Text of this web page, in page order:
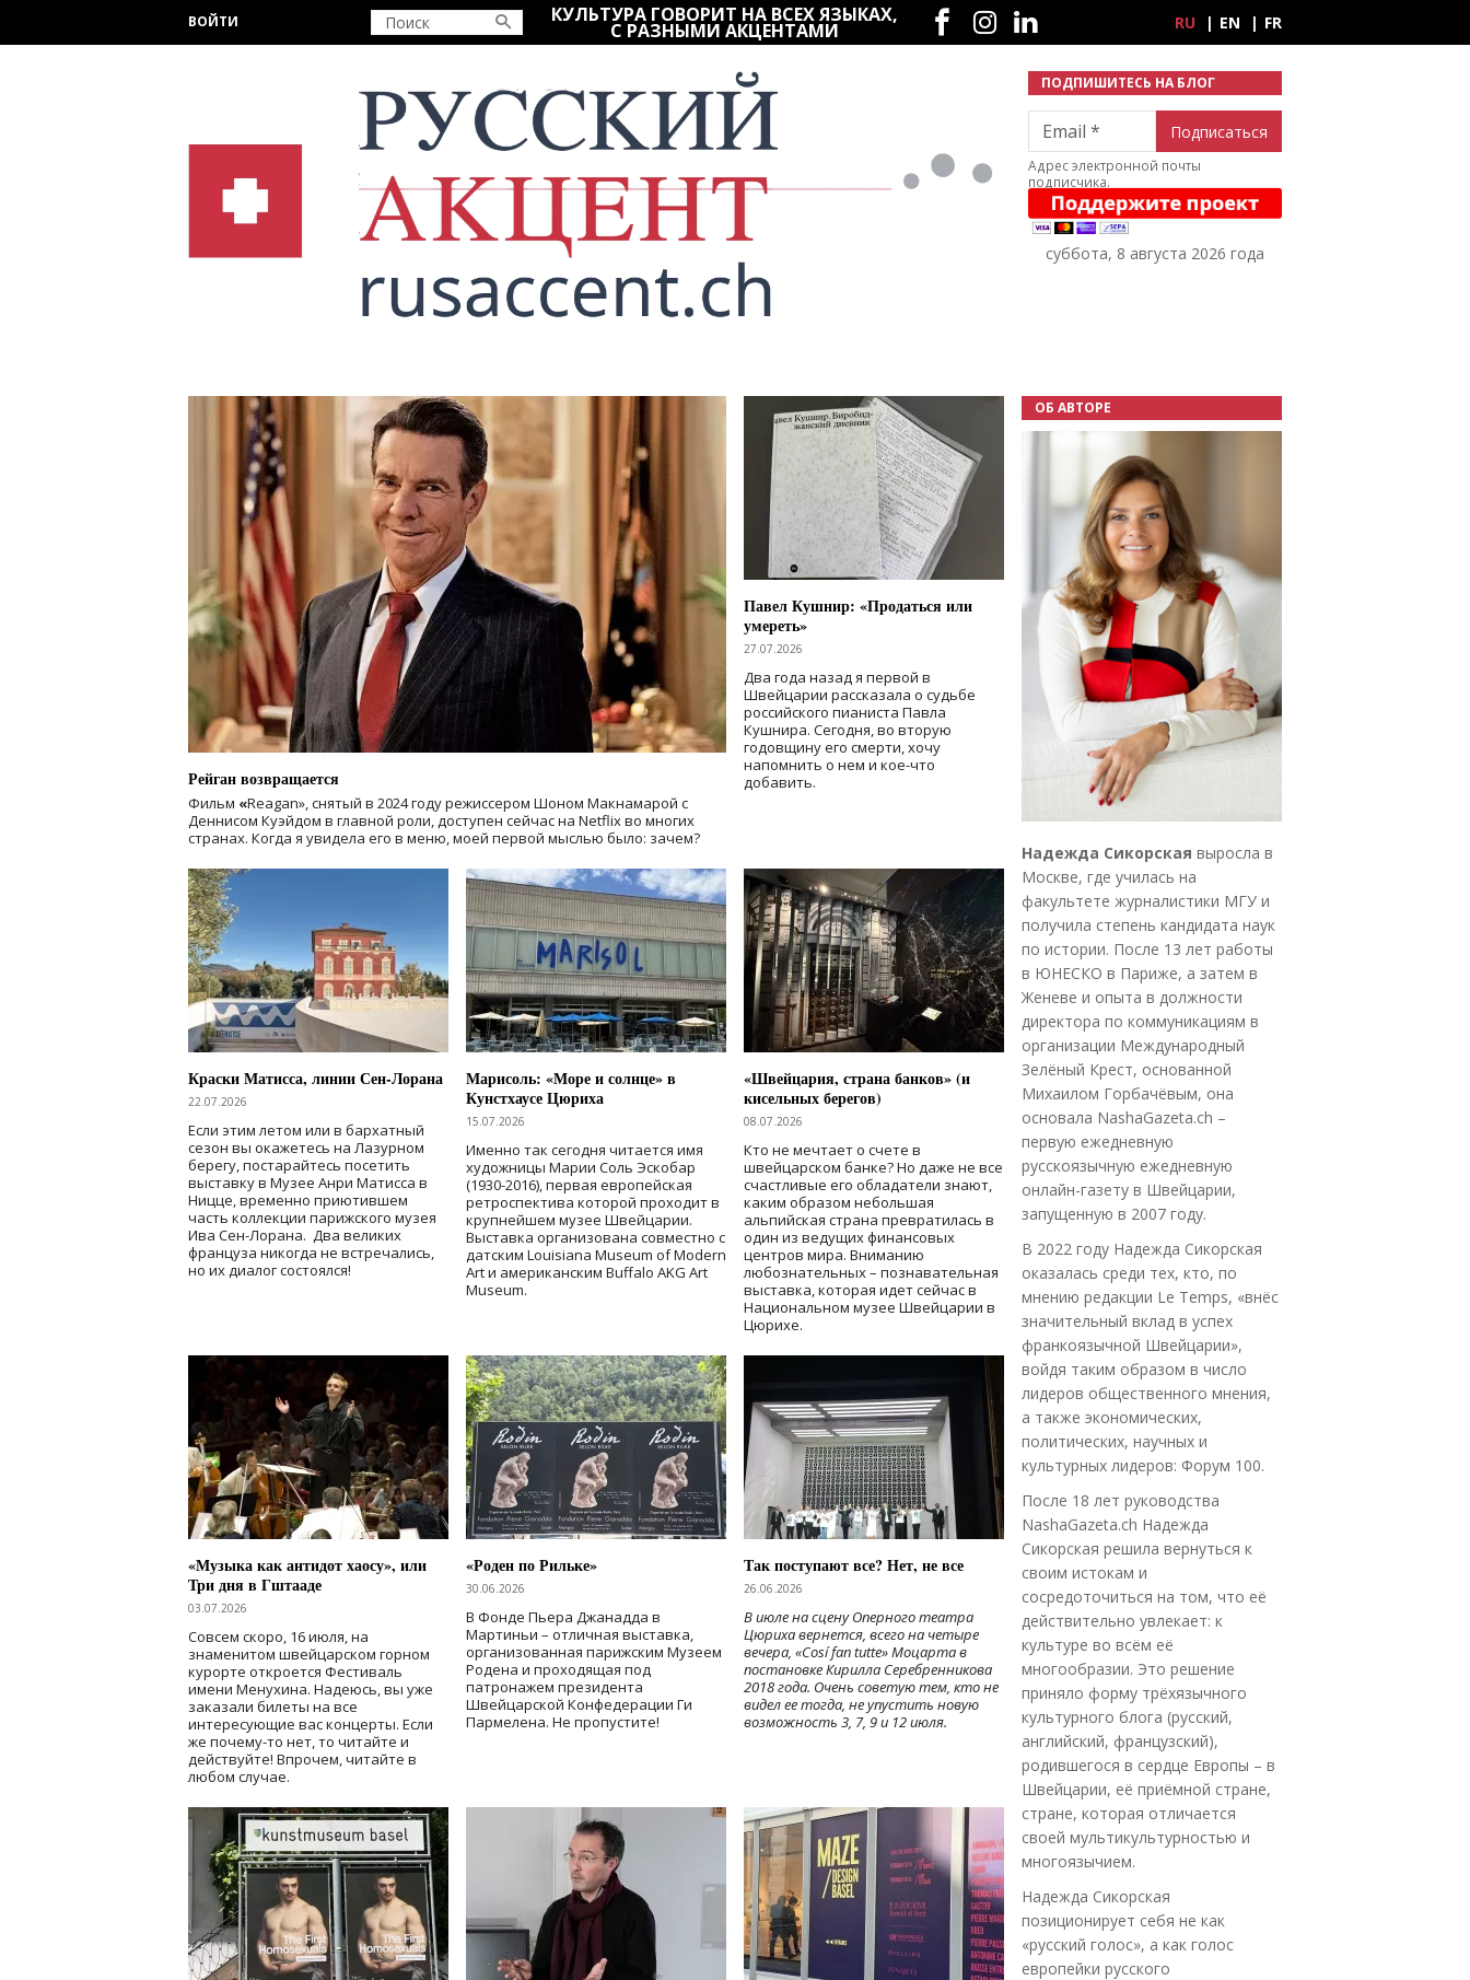
ВОЙТИ КУЛЬТУРА ГОВОРИТ НА ВСЕХ ЯЗЫКАХ,
С РАЗНЫМИ АКЦЕНТАМИ
Социальные сети
RU EN FR
ПОДПИШИТЕСЬ НА БЛОГ
Email
Адрес электронной почты
подписчика.
суббота, 8 августа 2026 года
Рейган возвращается
Фильм «Reagan», снятый в 2024 годурежиссером Шоном Макнамарой с
Деннисом Куэйдом в главной роли, доступен сейчас на Netflix во многих
странах. Когда я увидела его в меню, моей первой мыслью было: зачем?
Павел Кушнир: «Продаться или
умереть»
27.07.2026
Два года назад я первой в
Швейцарии рассказала о судьбе
российского пианиста Павла
Кушнира. Сегодня, во вторую
годовщину его смерти, хочу
напомнить о нем и кое-что
добавить.
Краски Матисса, линии Сен-Лорана
22.07.2026
Если этим летом или в бархатный
сезон вы окажетесь на Лазурном
берегу, постарайтесь посетить
выставку в Музее Анри Матисса в
Ницце, временно приютившем
часть коллекции парижского музея
Ива Сен-Лорана. Два великих
француза никогда не встречались,
но их диалог состоялся!
Марисоль: «Море и солнце» в
Кунстхаусе Цюриха
15.07.2026
Именно так сегодня читается имя
художницы Марии Соль Эскобар
(1930-2016), первая европейская
ретроспектива которой проходит в
крупнейшем музее Швейцарии.
Выставка организована совместно с
датским Louisiana Museum of Modern
Art и американским Buffalo AKG Art
Museum.
«Швейцария, страна банков» (и
кисельных берегов)
08.07.2026
Кто не мечтает о счете в
швейцарском банке? Но даже не все
счастливые его обладатели знают,
каким образом небольшая
альпийская страна превратилась в
один из ведущих финансовых
центров мира. Вниманию
любознательных – познавательная
выставка, которая идет сейчас в
Национальном музее Швейцарии в
Цюрихе.
«Музыка как антидот хаосу», или
Три дня в Гштааде
03.07.2026
Совсем скоро, 16 июля, на
знаменитом швейцарском горном
курорте откроется Фестиваль
имени Менухина. Надеюсь, вы уже
заказали билеты на все
интересующие вас концерты. Если
же почему-то нет, то читайте и
действуйте! Впрочем, читайте в
любом случае.
«Роден по Рильке»
30.06.2026
В Фонде Пьера Джанадда в
Мартиньи – отличная выставка,
организованная парижским Музеем
Родена и проходящая под
патронажем президента
Швейцарской Конфедерации Ги
Пармелена. Не пропустите!
Так поступают все? Нет, не все
26.06.2026
В июле на сцену Оперного театра
Цюриха вернется, всего на четыре
вечера, «Cosí fan tutte» Моцарта в
постановке Кирилла Серебренникова
2018 года. Очень советую тем, кто не
видел ее тогда, не упустить новую
возможность 3, 7, 9 и 12 июля.
ОБ АВТОРЕ
Надежда Сикорская выросла в
Москве, где училась на
факультете журналистики МГУ и
получила степень кандидата наук
по истории. После 13 лет работы
в ЮНЕСКО в Париже, а затем в
Женеве и опыта в должности
директора по коммуникациям в
организации Международный
Зелёный Крест, основанной
Михаилом Горбачёвым, она
основала NashaGazeta.ch –
первую ежедневную
русскоязычную ежедневную
онлайн-газету в Швейцарии,
запущенную в 2007 году.
В 2022 году Надежда Сикорская
оказалась среди тех, кто, по
мнению редакции Le Temps, «внёс
значительный вклад в успех
франкоязычной Швейцарии»,
войдя таким образом в число
лидеров общественного мнения,
а также экономических,
политических, научных и
культурных лидеров: Форум 100.
После 18 лет руководства
NashaGazeta.ch Надежда
Сикорская решила вернуться к
своим истокам и
сосредоточиться на том, что её
действительно увлекает: к
культуре во всём её
многообразии. Это решение
приняло форму трёхязычного
культурного блога (русский,
английский, французский),
родившегося в сердце Европы – в
Швейцарии, её приёмной стране,
стране, которая отличается
своей мультикультурностью и
многоязычием.
Надежда Сикорская
позиционирует себя не как
«русский голос», а как голос
европейки русского